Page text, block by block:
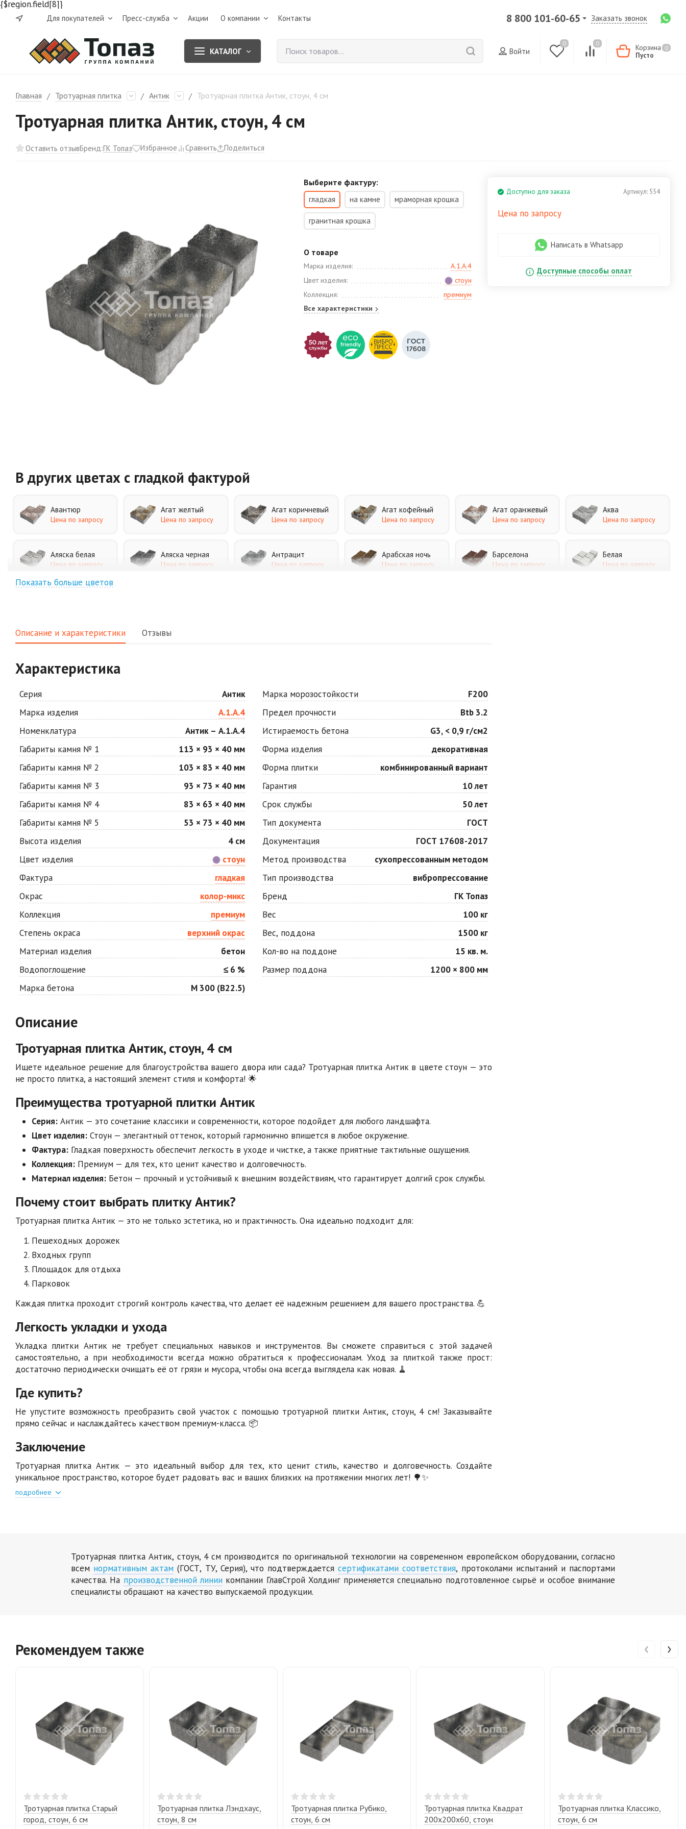
{$region.field[8]}
Для покупателей Пресс-служба Акции О компании Контакты 8 800 101-60-65 Заказать звонок
КАТАЛОГ Войти
0 0 Корзина 0
Пусто
Главная / Тротуарная плитка / Антик / Тротуарная плитка Антик, стоун, 4 см
Тротуарная плитка Антик, стоун, 4 см
Оставить отзывБренд:ГК Топаз Избранное Сравнить Поделиться
Выберите фактуру:
гладкая на камне мраморная крошка
гранитная крошка
О товаре
Марка изделия:
А.1.А.4
Цвет изделия:
стоун
Коллекция:
премиум
Все характеристики
Артикул: 554
Доступно для заказа
Цена по запросу
Написать в Whatsapp
Доступные способы оплат
В других цветах с гладкой фактурой
Авантюр
Цена по запросу
Агат желтый
Цена по запросу
Агат коричневый
Цена по запросу
Агат кофейный
Цена по запросу
Агат оранжевый
Цена по запросу
Аква
Цена по запросу
Аляска белая
Цена по запросу
Аляска черная
Цена по запросу
Антрацит
Цена по запросу
Арабская ночь
Цена по запросу
Барселона
Цена по запросу
Белая
Цена по запросу
Клинкер Конго Коричневая Красная
Цена по запросу Цена по запросу Цена по запросу Цена по запросу
Сахара
Цена по запросу Цена по запросу
Серо-белая
Цена по запросу Цена по запросу Цена по запросу
Яшма
Показать больше цветов
Описание и характеристики Отзывы
Характеристика
Серия
Антик
Марка изделия
А.1.А.4
Номенклатура
Антик – А.1.А.4
Габариты камня № 1
113 × 93 × 40 мм
Габариты камня № 2
103 × 83 × 40 мм
Габариты камня № 3
93 × 73 × 40 мм
Габариты камня № 4
83 × 63 × 40 мм
Габариты камня № 5
53 × 73 × 40 мм
Высота изделия
4 см
Цвет изделия
стоун
Фактура
гладкая
Окрас
колор-микс
Коллекция
премиум
Степень окраса
верхний окрас
Материал изделия
бетон
Водопоглощение
≤ 6 %
Марка бетона
М 300 (В22.5)
Марка морозостойкости
F200
Предел прочности
Btb 3.2
Истираемость бетона
G3, < 0,9 г/см2
Форма изделия
декоративная
Форма плитки
комбинированный вариант
Гарантия
10 лет
Срок службы
50 лет
Тип документа
ГОСТ
Документация
ГОСТ 17608-2017
Метод производства
сухопрессованным методом
Тип производства
вибропрессование
Бренд
ГК Топаз
Вес
100 кг
Вес, поддона
1500 кг
Кол-во на поддоне
15 кв. м.
Размер поддона
1200 × 800 мм
Описание
Тротуарная плитка Антик, стоун, 4 см
Ищете идеальное решение для благоустройства вашего двора или сада? Тротуарная плитка Антик в цвете стоун — это
не просто плитка, а настоящий элемент стиля и комфорта! 🌟
Преимущества тротуарной плитки Антик
Серия: Антик — это сочетание классики и современности, которое подойдет для любого ландшафта.
Цвет изделия: Стоун — элегантный оттенок, который гармонично впишется в любое окружение.
Фактура: Гладкая поверхность обеспечит легкость в уходе и чистке, а также приятные тактильные ощущения.
Коллекция: Премиум — для тех, кто ценит качество и долговечность.
Материал изделия: Бетон — прочный и устойчивый к внешним воздействиям, что гарантирует долгий срок службы.
Почему стоит выбрать плитку Антик?
Тротуарная плитка Антик — это не только эстетика, но и практичность. Она идеально подходит для:
Пешеходных дорожек
Входных групп
Площадок для отдыха
Парковок
Каждая плитка проходит строгий контроль качества, что делает её надежным решением для вашего пространства. 💪
Легкость укладки и ухода
Укладка плитки Антик не требует специальных навыков и инструментов. Вы сможете справиться с этой задачей
самостоятельно, а при необходимости всегда можно обратиться к профессионалам. Уход за плиткой также прост:
достаточно периодически очищать её от грязи и мусора, чтобы она всегда выглядела как новая. 🧹
Где купить?
Не упустите возможность преобразить свой участок с помощью тротуарной плитки Антик, стоун, 4 см! Заказывайте
прямо сейчас и наслаждайтесь качеством премиум-класса. 📦
Заключение
Тротуарная плитка Антик — это идеальный выбор для тех, кто ценит стиль, качество и долговечность. Создайте
уникальное пространство, которое будет радовать вас и ваших близких на протяжении многих лет! 🌳✨
подробнее
Тротуарная плитка Антик, стоун, 4 см производится по оригинальной технологии на современном европейском оборудовании, согласно
всем нормативным актам (ГОСТ, ТУ, Серия), что подтверждаетсясертификатами соответствия, протоколами испытаний и паспортами
качества. На производственной линиикомпании ГлавСтрой Холдинг применяется специально подготовленное сырьё и особое внимание
специалисты обращают на качество выпускаемой продукции.
Рекомендуем также
Тротуарная плитка Старый
город, стоун, 6 см
Тротуарная плитка Лэндхаус,
стоун, 8 см
Тротуарная плитка Рубико,
стоун, 6 см
Тротуарная плитка Квадрат
200х200х60, стоун
Тротуарная плитка Классико,
стоун, 6 см
‹ ›